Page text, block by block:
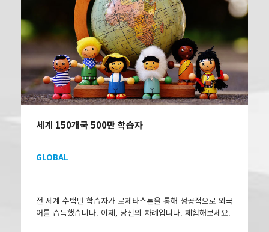
세계 150개국 500만 학습자
GLOBAL
전 세계 수백만 학습자가 로제타스톤을 통해 성공적으로 외국
어를 습득했습니다. 이제, 당신의 차례입니다. 체험해보세요.